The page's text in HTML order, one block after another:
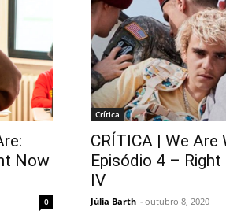
Now
0
Crítica
CRÍTICA | We Are
Episódio 4 –
IV
Júlia Barth - outubro 8, 2020